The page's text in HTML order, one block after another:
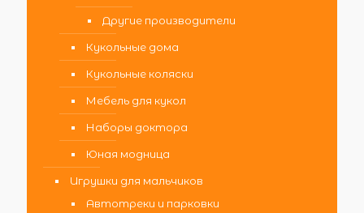
Другие производители
Кукольные дома
Кукольные коляски
Мебель для кукол
Наборы доктора
Юная модница
Игрушки для мальчиков
Автотреки и парковки